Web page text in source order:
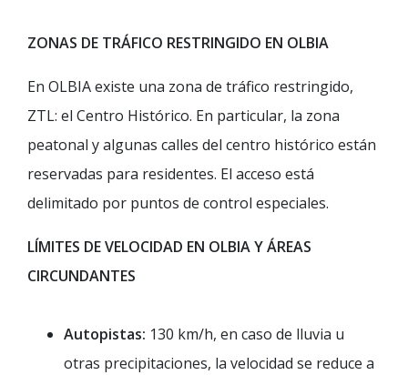
ZONAS DE TRÁFICO RESTRINGIDO EN OLBIA
En OLBIA existe una zona de tráfico restringido,
ZTL: el Centro Histórico. En particular, la zona
peatonal y algunas calles del centro histórico están
reservadas para residentes. El acceso está
delimitado por puntos de control especiales.
LÍMITES DE VELOCIDAD EN OLBIA Y ÁREAS
CIRCUNDANTES
Autopistas: 130 km/h, en caso de lluvia u
otras precipitaciones, la velocidad se reduce a